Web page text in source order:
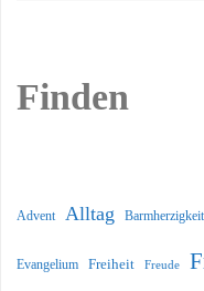
Finden
Advent Alltag Barmherzigkeit
Evangelium Freiheit Freude